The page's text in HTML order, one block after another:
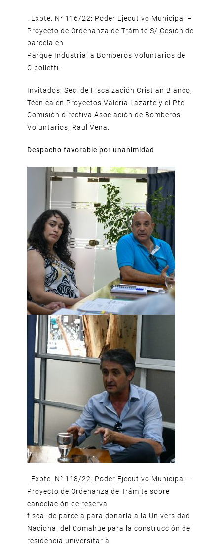
. Expte. N° 116/22: Poder Ejecutivo Municipal –
Proyecto de Ordenanza de Trámite S/ Cesión de
parcela en
Parque Industrial a Bomberos Voluntarios de
Cipolletti.
Invitados: Sec. de Fiscalzación Cristian Blanco,
Técnica en Proyectos Valeria Lazarte y el Pte.
Comisión directiva Asociación de Bomberos
Voluntarios, Raul Vena.
Despacho favorable por unanimidad
. Expte. N° 118/22: Poder Ejecutivo Municipal –
Proyecto de Ordenanza de Trámite sobre
cancelación de reserva
fiscal de parcela para donarla a la Universidad
Nacional del Comahue para la construcción de
residencia universitaria.